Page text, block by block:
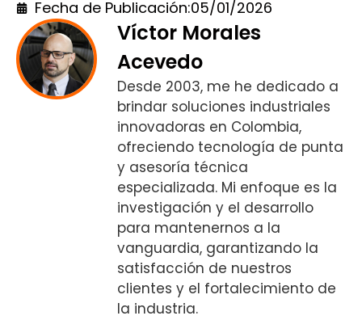
Fecha de Publicación:05/01/2026
Víctor Morales
Acevedo
Desde 2003, me he dedicado a
brindar soluciones industriales
innovadoras en Colombia,
ofreciendo tecnología de punta
y asesoría técnica
especializada. Mi enfoque es la
investigación y el desarrollo
para mantenernos a la
vanguardia, garantizando la
satisfacción de nuestros
clientes y el fortalecimiento de
la industria.